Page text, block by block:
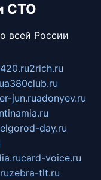
СТО
всей России
2rich.ru
a380club.ru
jun.ruadonyev.ru
day.ru
card-voice.ru
zebra-tlt.ru